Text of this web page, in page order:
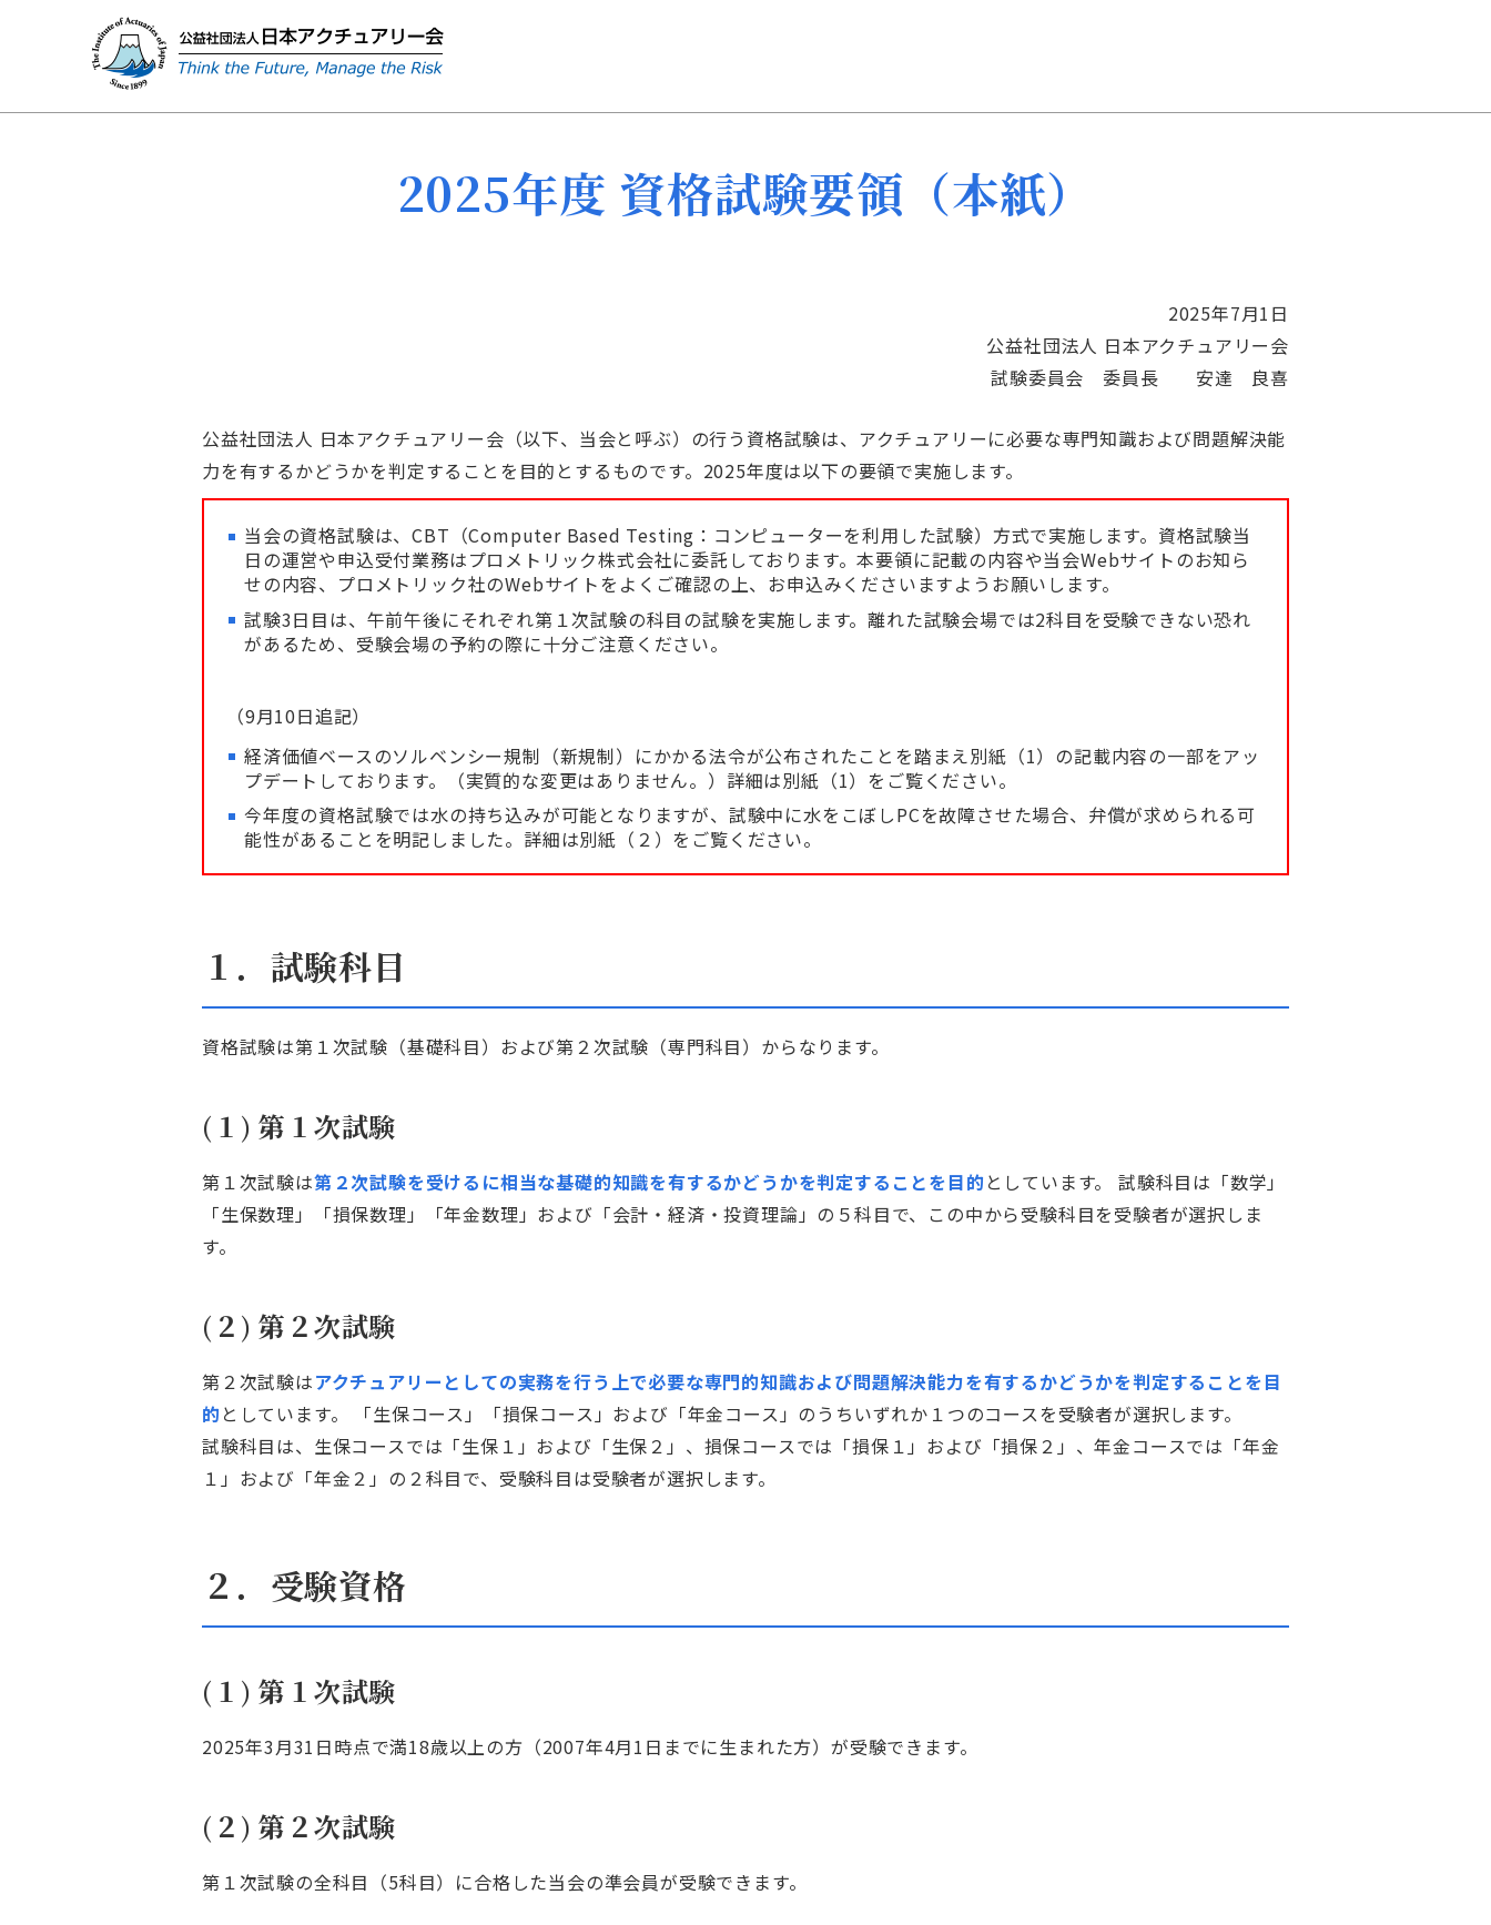
2025年度 資格試験要領（本紙）
2025年7月1日
公益社団法人 日本アクチュアリー会
試験委員会 委員長 安達 良喜
公益社団法人 日本アクチュアリー会（以下、当会と呼ぶ）の行う資格試験は、アクチュアリーに必要な専門知識および問題解決能
力を有するかどうかを判定することを目的とするものです。2025年度は以下の要領で実施します。
当会の資格試験は、CBT（Computer Based Testing：コンピューターを利用した試験）方式で実施します。資格試験当
日の運営や申込受付業務はプロメトリック株式会社に委託しております。本要領に記載の内容や当会Webサイトのお知ら
せの内容、プロメトリック社のWebサイトをよくご確認の上、お申込みくださいますようお願いします。
試験3日目は、午前午後にそれぞれ第１次試験の科目の試験を実施します。離れた試験会場では2科目を受験できない恐れ
があるため、受験会場の予約の際に十分ご注意ください。
（9月10日追記）
経済価値ベースのソルベンシー規制（新規制）にかかる法令が公布されたことを踏まえ別紙（1）の記載内容の一部をアッ
プデートしております。（実質的な変更はありません。）詳細は別紙（1）をご覧ください。
今年度の資格試験では水の持ち込みが可能となりますが、試験中に水をこぼしPCを故障させた場合、弁償が求められる可
能性があることを明記しました。詳細は別紙（２）をご覧ください。
１．試験科目
資格試験は第１次試験（基礎科目）および第２次試験（専門科目）からなります。
(１) 第１次試験
第１次試験は第２次試験を受けるに相当な基礎的知識を有するかどうかを判定することを目的 としています。 試験科目は「数学」
「生保数理」「損保数理」「年金数理」および「会計・経済・投資理論」の５科目で、この中から受験科目を受験者が選択しま
す。
(２) 第２次試験
第２次試験はアクチュアリーとしての実務を行う上で必要な専門的知識および問題解決能力を有するかどうかを判定することを目
的 としています。 「生保コース」「損保コース」および「年金コース」のうちいずれか１つのコースを受験者が選択します。
試験科目は、生保コースでは「生保１」および「生保２」、損保コースでは「損保１」および「損保２」、年金コースでは「年金
１」および「年金２」の２科目で、受験科目は受験者が選択します。
２．受験資格
(１) 第１次試験
2025年3月31日時点で満18歳以上の方（2007年4月1日までに生まれた方）が受験できます。
(２) 第２次試験
第１次試験の全科目（5科目）に合格した当会の準会員が受験できます。